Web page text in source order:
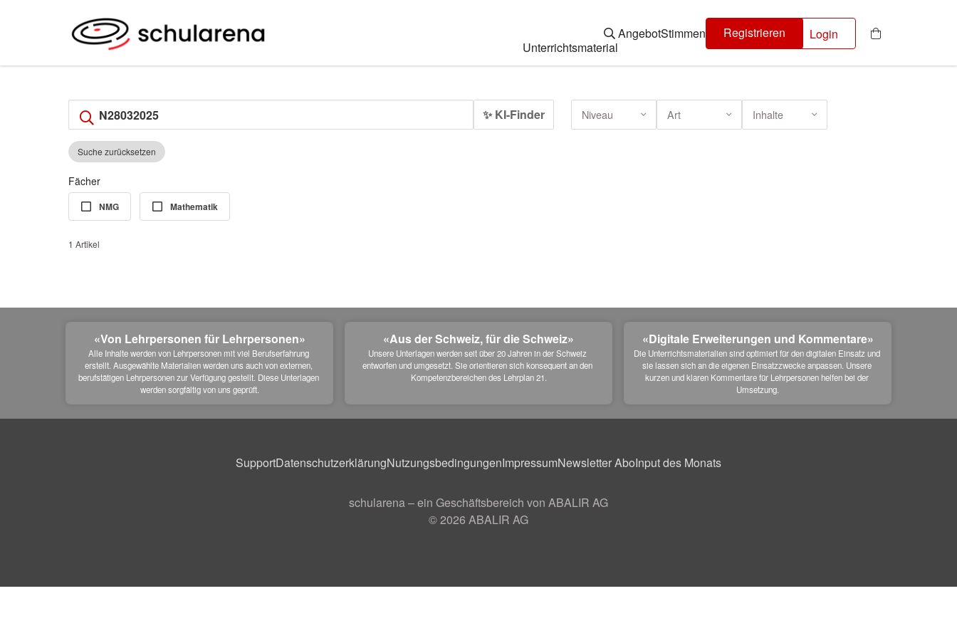
Unterrichtsmaterial
AngebotStimmen Registrieren Login
✨ KI-Finder Niveau Art Inhalte
Suche zurücksetzen
Fächer
NMG Mathematik
1 Artikel
«Von Lehrpersonen für Lehrpersonen»
Alle Inhalte werden von Lehrpersonen mit viel Berufserfahrung
erstellt. Ausgewählte Materialien werden uns auch von externen,
berufstätigen Lehrpersonen zur Verfügung gestellt. Diese Unterlagen
werden sorgfältig von uns geprüft.
«Aus der Schweiz, für die Schweiz»
Unsere Unterlagen werden seit über 20 Jahren in der Schweiz
entworfen und umgesetzt. Sie orientieren sich konsequent an den
Kompetenzbereichen des Lehrplan 21.
«Digitale Erweiterungen und Kommentare»
Die Unterrichtsmaterialien sind optimiert für den digitalen Einsatz und
sie lassen sich an die eigenen Einsatzzwecke anpassen. Unsere
kurzen und klaren Kommentare für Lehrpersonen helfen bei der
Umsetzung.
SupportDatenschutzerklärungNutzungsbedingungenImpressumNewsletter AboInput des Monats
schularena – ein Geschäftsbereich von ABALIR AG
© 2026 ABALIR AG